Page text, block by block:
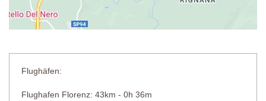
Flughäfen:
Flughafen Florenz: 43km - 0h 36m